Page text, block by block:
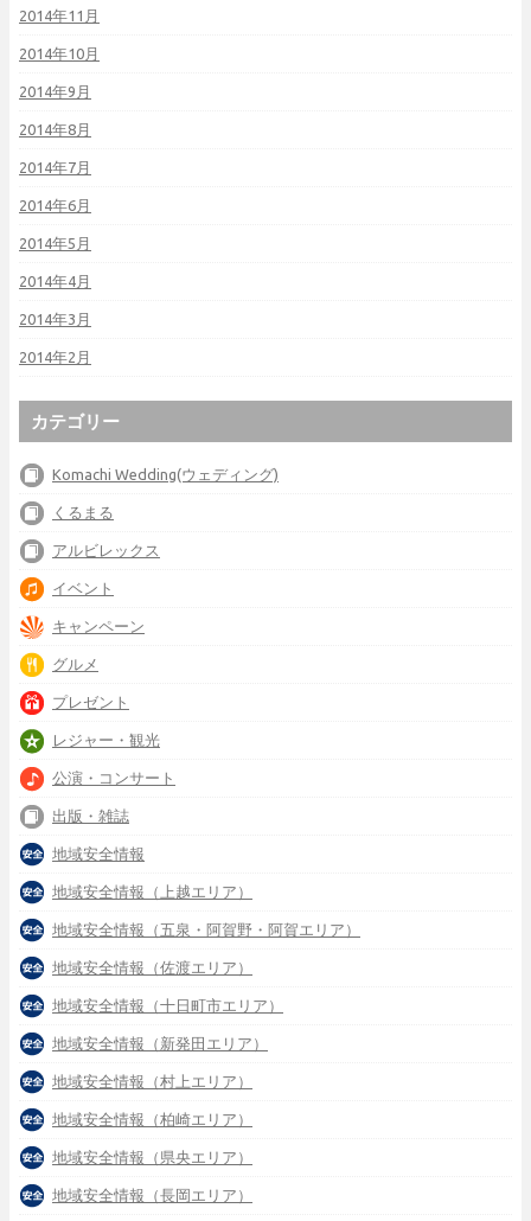
2014年11月
2014年10月
2014年9月
2014年8月
2014年7月
2014年6月
2014年5月
2014年4月
2014年3月
2014年2月
カテゴリー
Komachi Wedding(ウェディング)
くるまる
アルビレックス
イベント
キャンペーン
グルメ
プレゼント
レジャー・観光
公演・コンサート
出版・雑誌
地域安全情報
地域安全情報（上越エリア）
地域安全情報（五泉・阿賀野・阿賀エリア）
地域安全情報（佐渡エリア）
地域安全情報（十日町市エリア）
地域安全情報（新発田エリア）
地域安全情報（村上エリア）
地域安全情報（柏崎エリア）
地域安全情報（県央エリア）
地域安全情報（長岡エリア）